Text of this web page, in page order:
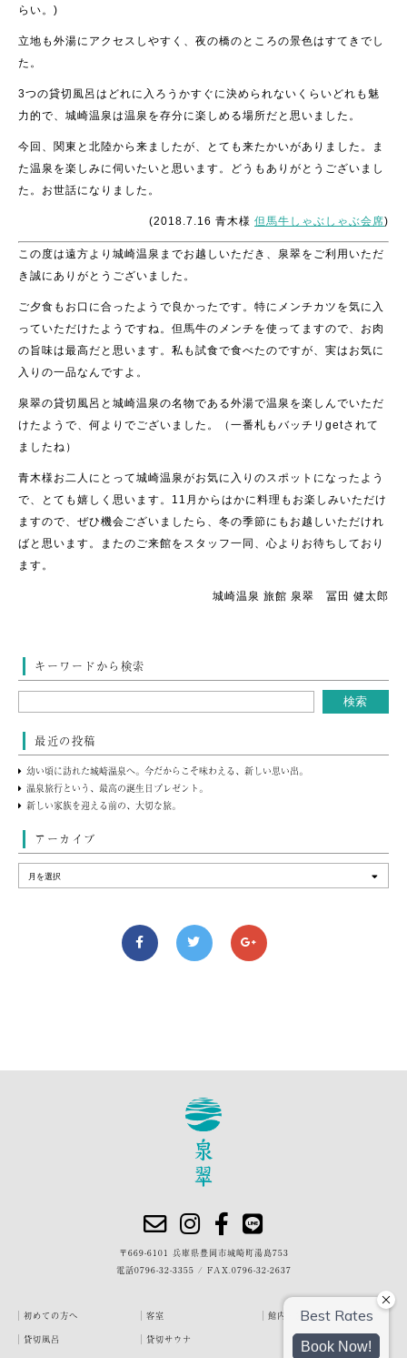
らい。)
立地も外湯にアクセスしやすく、夜の橋のところの景色はすてきでし
た。
3つの貸切風呂はどれに入ろうかすぐに決められないくらいどれも魅
力的で、城崎温泉は温泉を存分に楽しめる場所だと思いました。
今回、関東と北陸から来ましたが、とても来たかいがありました。ま
た温泉を楽しみに伺いたいと思います。どうもありがとうございまし
た。 お世話になりました。
(2018.7.16 青木様 但馬牛しゃぶしゃぶ会席)
この度は遠方より城崎温泉までお越しいただき、泉翠をご利用いただ
き誠にありがとうございました。
ご夕食もお口に合ったようで良かったです。特にメンチカツを気に入
っていただけたようですね。但馬牛のメンチを使ってますので、お肉
の旨味は最高だと思います。私も試食で食べたのですが、実はお気に
入りの一品なんですよ。
泉翠の貸切風呂と城崎温泉の名物である外湯で温泉を楽しんでいただ
けたようで、何よりでございました。（一番札もバッチリgetされて
ましたね）
青木様お二人にとって城崎温泉がお気に入りのスポットになったよう
で、とても嬉しく思います。11月からはかに料理もお楽しみいただけ
ますので、ぜひ機会ございましたら、冬の季節にもお越しいただけれ
ばと思います。またのご来館をスタッフ一同、心よりお待ちしており
ます。
城崎温泉 旅館 泉翠 冨田 健太郎
キーワードから検索
最近の投稿
幼い頃に訪れた城崎温泉へ。今だからこそ味わえる、新しい思い出。
温泉旅行という、最高の誕生日プレゼント。
新しい家族を迎える前の、大切な旅。
アーカイブ
〒669-6101 兵庫県豊岡市城崎町湯島753
電話0796-32-3355 / FAX.0796-32-2637
初めての方へ 客室
館内・施設
貸切風呂
貸切サウナ